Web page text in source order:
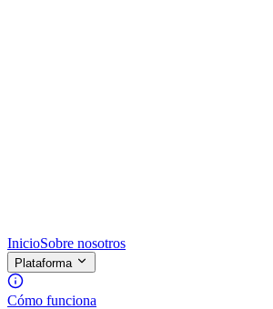
InicioSobre nosotros
Plataforma
Cómo funciona